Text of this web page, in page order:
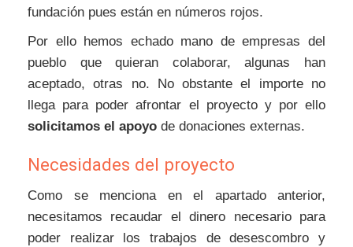
fundación pues están en números rojos.
Por ello hemos echado mano de empresas del
pueblo que quieran colaborar, algunas han
aceptado, otras no. No obstante el importe no
llega para poder afrontar el proyecto y por ello
solicitamos el apoyo de donaciones externas.
Necesidades del proyecto
Como se menciona en el apartado anterior,
necesitamos recaudar el dinero necesario para
poder realizar los trabajos de desescombro y